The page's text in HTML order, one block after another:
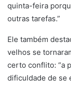
quinta-feira
outras tarefas.”
Ele também
velhos se
certo conflito: “a
dificuldade de se